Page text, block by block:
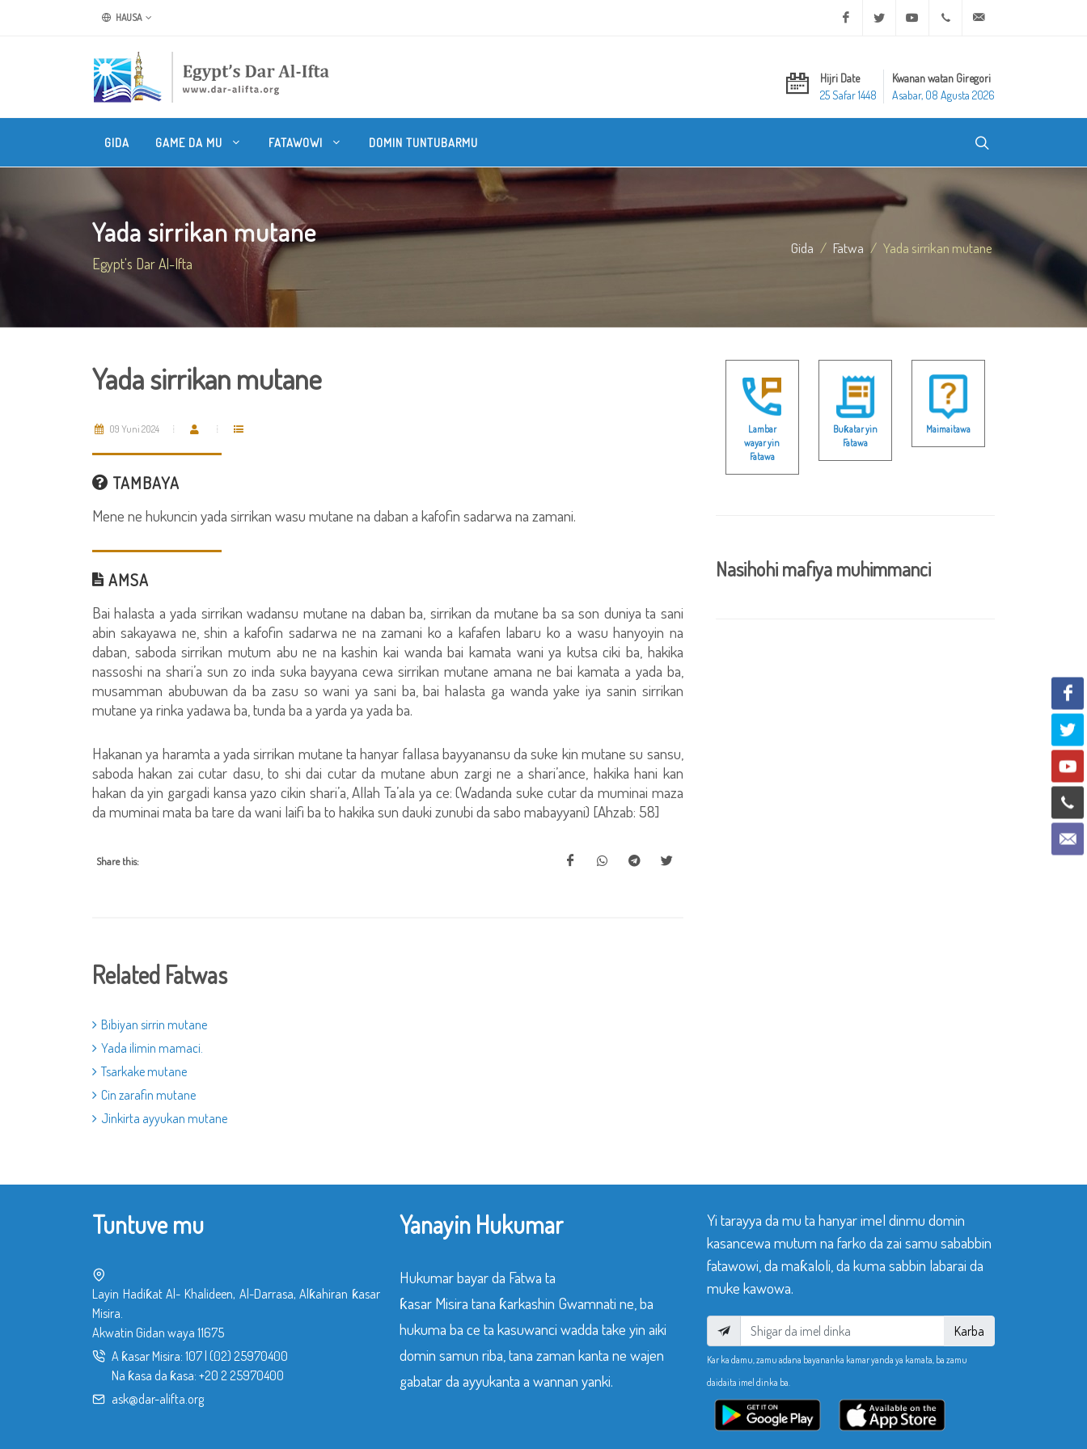
HAUSA Facebook Twitter Youtube +20 2 25970400
Hijri Date
25 Safar 1448
Kwanan watan Giregori
Asabar, 08 Agusta 2026
GIDA GAME DA MU FATAWOWI DOMIN TUNTUBARMU
Yada sirrikan mutane
Egypt's Dar Al-Ifta
Gida Fatwa Yada sirrikan mutane
Yada sirrikan mutane
09 Yuni 2024
TAMBAYA
Mene ne hukuncin yada sirrikan wasu mutane na daban a kafofin sadarwa na zamani.
AMSA
Bai halasta a yada sirrikan wadansu mutane na daban ba, sirrikan da mutane ba sa son duniya ta sani
abin sakayawa ne, shin a kafofin sadarwa ne na zamani ko a kafafen labaru ko a wasu hanyoyin na
daban, saboda sirrikan mutum abu ne na kashin kai wanda bai kamata wani ya kutsa ciki ba, hakika
nassoshi na shari’a sun zo inda suka bayyana cewa sirrikan mutane amana ne bai kamata a yada ba,
musamman abubuwan da ba zasu so wani ya sani ba, bai halasta ga wanda yake iya sanin sirrikan
mutane ya rinka yadawa ba, tunda ba a yarda ya yada ba.
Hakanan ya haramta a yada sirrikan mutane ta hanyar fallasa bayyanansu da suke kin mutane su sansu,
saboda hakan zai cutar dasu, to shi dai cutar da mutane abun zargi ne a shari’ance, hakika hani kan
hakan da yin gargadi kansa yazo cikin shari’a, Allah Ta’ala ya ce: (Wadanda suke cutar da muminai maza
da muminai mata ba tare da wani laifi ba to hakika sun dauki zunubi da sabo mabayyani) [Ahzab: 58]
Share this:
Related Fatwas
Bibiyan sirrin mutane
Yada ilimin mamaci.
Tsarkake mutane
Cin zarafin mutane
Jinkirta ayyukan mutane
Lambar
wayar yin
Fatawa
Buƙatar yin
Fatawa
Maimaitawa
Nasihohi mafiya muhimmanci
Tuntuve mu
Layin Hadiƙat Al- Khalideen, Al-Darrasa, Alƙahiran ƙasar
Misira.
Akwatin Gidan waya 11675
A ƙasar Misira: 107 (02) 25970400
Na ƙasa da ƙasa: +20 2 25970400
ask@dar-alifta.org
Yanayin Hukumar
Hukumar bayar da Fatwa ta
ƙasar Misira tana ƙarkashin Gwamnati ne, ba
hukuma ba ce ta kasuwanci wadda take yin aiki
domin samun riba, tana zaman kanta ne wajen
gabatar da ayyukanta a wannan yanki.
Yi tarayya da mu ta hanyar imel dinmu domin
kasancewa mutum na farko da zai samu sababbin
fatawowi, da maƙaloli, da kuma sabbin labarai da
muke kawowa.
Karba
Kar ka damu, zamu adana bayananka kamar yanda ya kamata, ba zamu
daidaita imel dinka ba.